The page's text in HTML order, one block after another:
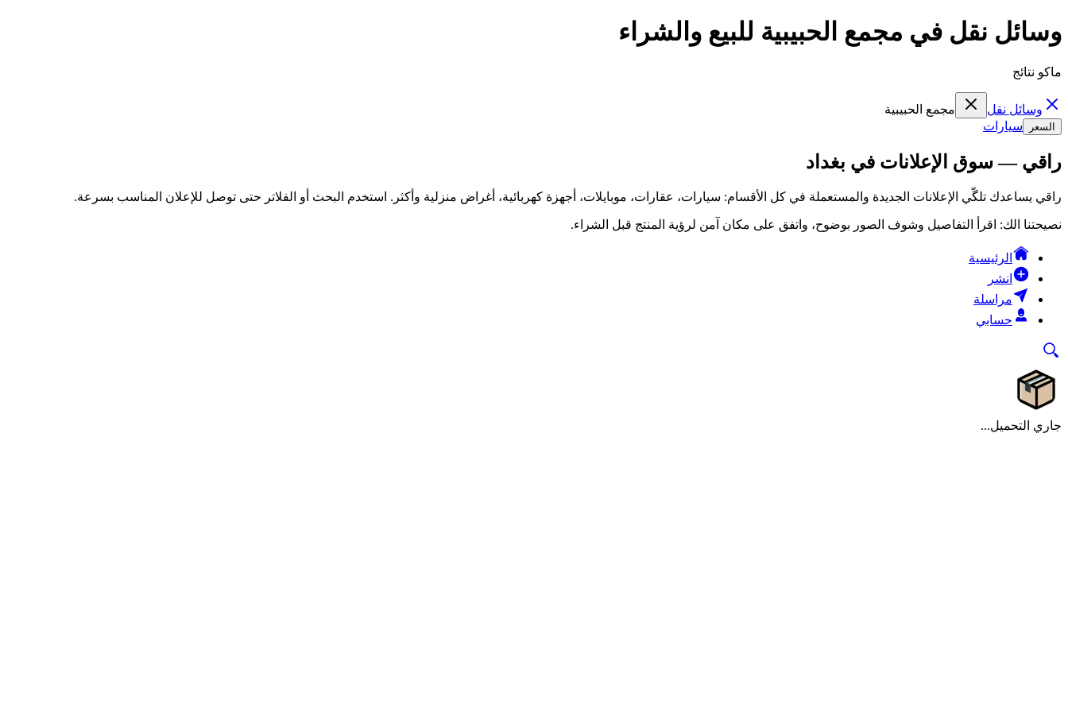
وسائل نقل في مجمع الحبيبية للبيع والشراء
ماكو نتائج
وسائل نقل مجمع الحبيبية
السعر سيارات
راقي — سوق الإعلانات في بغداد
راقي يساعدك تلگّي الإعلانات الجديدة والمستعملة في كل الأقسام: سيارات، عقارات، موبايلات، أجهزة كهربائية، أغراض منزلية وأكثر. استخدم البحث أو الفلاتر حتى توصل للإعلان المناسب بسرعة.
نصيحتنا الك: اقرأ التفاصيل وشوف الصور بوضوح، واتفق على مكان آمن لرؤية المنتج قبل الشراء.
الرئيسية
انشر
مراسلة
حسابي
جاري التحميل...